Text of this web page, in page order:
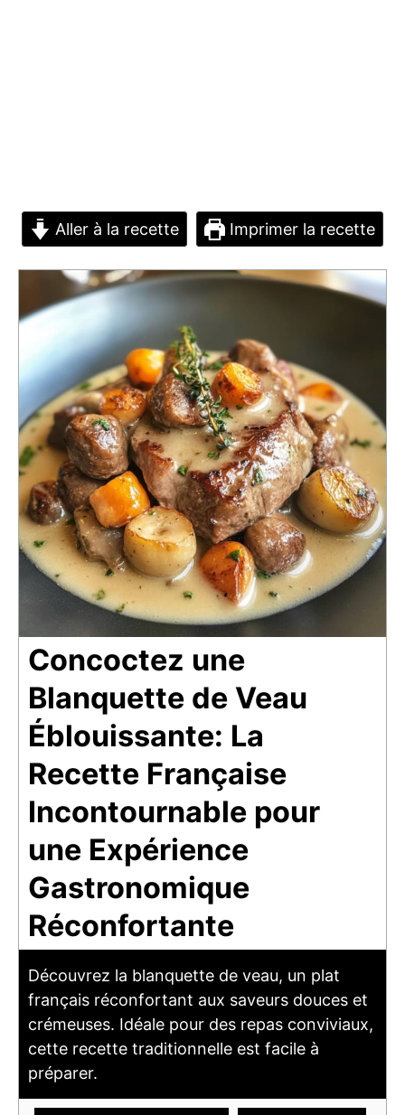
Aller à la recette Imprimer la recette
Concoctez une
Blanquette de Veau
Éblouissante: La
Recette Française
Incontournable pour
une Expérience
Gastronomique
Réconfortante
Découvrez la blanquette de veau, un plat
français réconfortant aux saveurs douces et
crémeuses. Idéale pour des repas conviviaux,
cette recette traditionnelle est facile à
préparer.